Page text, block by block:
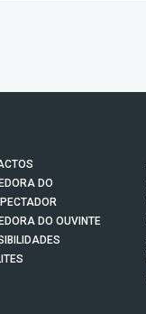
DO
DO OUVINTE